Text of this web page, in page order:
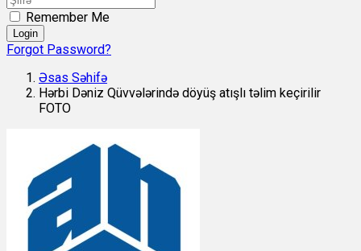
Remember Me
Login
Forgot Password?
Əsas Səhifə
Hərbi Dəniz Qüvvələrində döyüş atışlı təlim keçirilir
FOTO